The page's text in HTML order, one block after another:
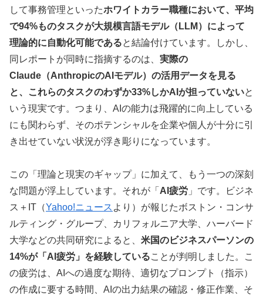
して事務管理といったホワイトカラー職種において、平均
で94%ものタスクが大規模言語モデル（LLM）によって
理論的に自動化可能であると結論付けています。しかし、
同レポートが同時に指摘するのは、 実際の
Claude（AnthropicのAIモデル）の活用データを見る
と、これらのタスクのわずか33%しかAIが担っていないと
いう現実です。つまり、AIの能力は飛躍的に向上している
にも関わらず、そのポテンシャルを企業や個人が十分に引
き出せていない状況が浮き彫りになっています。
この「理論と現実のギャップ」に加えて、もう一つの深刻
な問題が浮上しています。それが「 AI疲労 」です。ビジネ
ス＋IT（Yahoo!ニュース より）が報じたボストン・コンサ
ルティング・グループ、カリフォルニア大学、ハーバード
大学などの共同研究によると、 米国のビジネスパーソンの
14%が「AI疲労」を経験していることが判明しました。こ
の疲労は、AIへの過度な期待、適切なプロンプト（指示）
の作成に要する時間、AIの出力結果の確認・修正作業、そ